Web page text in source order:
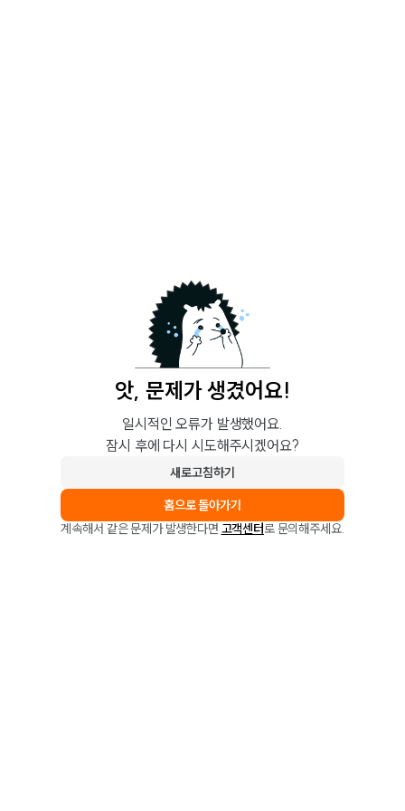
앗, 문제가 생겼어요!
일시적인 오류가 발생했어요.
잠시 후에 다시 시도해주시겠어요?
새로고침하기
홈으로 돌아가기
계속해서 같은 문제가 발생한다면 고객센터로 문의해주세요.